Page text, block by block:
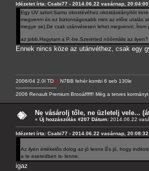
Idézetet írta: Csabi77 - 2014.06.22 vasárnap, 20:04:00
Egy UV sztori:Samu okostévéhez okostávirányítót
megvenni és ez biztonságosabb mint az előre utalás
megye se).De csak utánvétesen lehet
az jobb.Hagytam a P.-be.Szerinted nóórmális az ilyen?
Ennek nincs köze az utánvéthez, csak egy
2006/04 2.0l TDCI N7BB fehér kombi 6 seb 130le
---------------------------
2006 Renault Premium Brooáfffff! Még a tetves
Ne vásárolj tőle, ne üzletelj vele...
« Új hozzászólás #207 Dátum: 2014.06.22
Idézetet írta: Csabi77 - 2014.06.22 vasárnap, 20:08:32
Az ilyen értékelős dolog az jó lenne.És jó, hogy
a te esetedben is- lenne.
igaz